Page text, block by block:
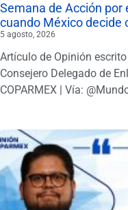
Semana de Acción por
cuando México decide
5 agosto, 2026
Artículo de Opinión escrito
Consejero Delegado de
COPARMEX | Vía: